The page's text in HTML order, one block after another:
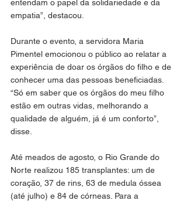
entendam o papel da solidariedade e da
empatia”, destacou.
Durante o evento, a servidora Maria
Pimentel emocionou o público ao relatar a
experiência de doar os órgãos do filho e de
conhecer uma das pessoas beneficiadas.
“Só em saber que os órgãos do meu filho
estão em outras vidas, melhorando a
qualidade de alguém, já é um conforto”,
disse.
Até meados de agosto, o Rio Grande do
Norte realizou 185 transplantes: um de
coração, 37 de rins, 63 de medula óssea
(até julho) e 84 de córneas. Para a